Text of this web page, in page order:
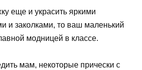
еще и украсить яркими
и заколками, то ваш маленький
модницей в классе.
мам, некоторые прически с